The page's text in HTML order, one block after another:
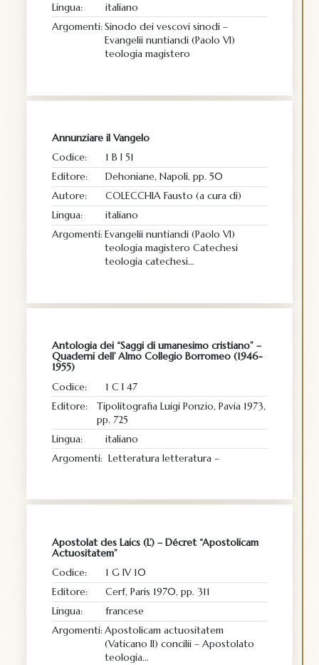
Lingua:
italiano
Argomenti:Sinodo dei vescovi sinodi –
Evangelii nuntiandi (Paolo VI)
teologia magistero
Annunziare il Vangelo
Codice:
1 B I 51
Editore:
Dehoniane, Napoli, pp. 50
Autore:
COLECCHIA Fausto (a cura di)
Lingua:
italiano
Argomenti:Evangelii nuntiandi (Paolo VI)
teologia magistero Catechesi
teologia catechesi…
Antologia dei “Saggi di umanesimo cristiano” –
Quaderni dell’ Almo Collegio Borromeo (1946-
1955)
Codice:
1 C I 47
Editore:
Tipolitografia Luigi Ponzio, Pavia 1973,
pp. 725
Lingua:
italiano
Argomenti: Letteratura letteratura –
Apostolat des Laics (L’) – Décret “Apostolicam
Actuositatem”
Codice:
1 G IV 10
Editore:
Cerf, Paris 1970, pp. 311
Lingua:
francese
Argomenti:Apostolicam actuositatem
(Vaticano II) concilii – Apostolato
teologia…